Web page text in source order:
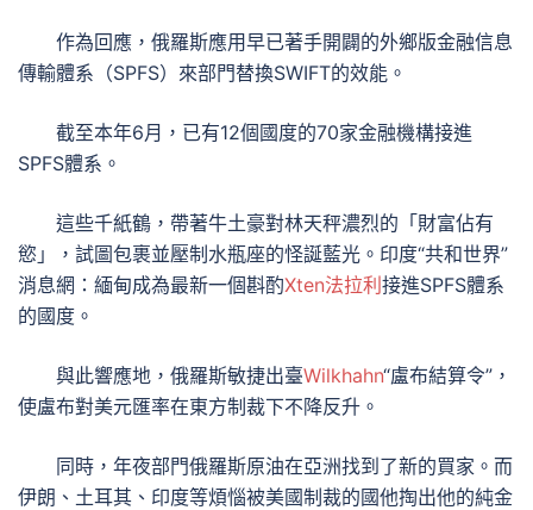
作為回應，俄羅斯應用早已著手開闢的外鄉版金融信息
傳輸體系（SPFS）來部門替換SWIFT的效能。
截至本年6月，已有12個國度的70家金融機構接進
SPFS體系。
這些千紙鶴，帶著牛土豪對林天秤濃烈的「財富佔有
慾」，試圖包裹並壓制水瓶座的怪誕藍光。 印度“共和世界”
消息網：緬甸成為最新一個斟酌Xten法拉利 接進SPFS體系
的國度。
與此響應地，俄羅斯敏捷出臺Wilkhahn“盧布結算令”，
使盧布對美元匯率在東方制裁下不降反升。
同時，年夜部門俄羅斯原油在亞洲找到了新的買家。而
伊朗、土耳其、印度等煩惱被美國制裁的國他掏出他的純金